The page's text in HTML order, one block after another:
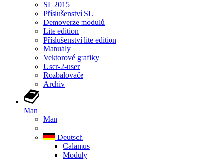
SL 2015
Příslušenství SL
Demoverze modulů
Lite edition
Příslušenství lite edition
Manuály
Vektorové grafiky
User-2-user
Rozbalovače
Archiv
Man
Man
Deutsch
Calamus
Moduly